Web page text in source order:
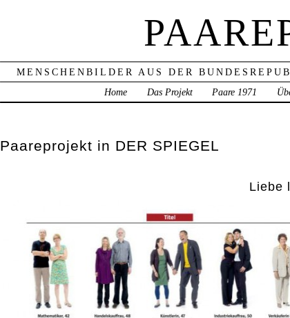
MENSCHENBILDER AUS DER
Home
Das Projekt Paare 1971
Paareprojekt in DER SPIEGEL
Liebe